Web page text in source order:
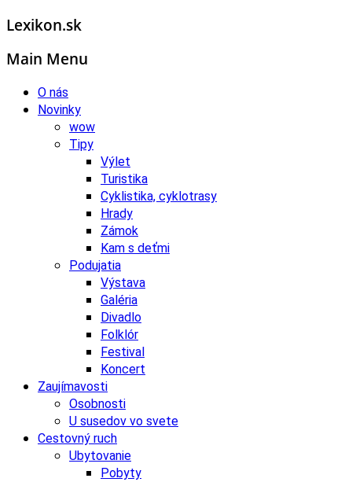
Lexikon.sk
Main Menu
O nás
Novinky
wow
Tipy
Výlet
Turistika
Cyklistika, cyklotrasy
Hrady
Zámok
Kam s deťmi
Podujatia
Výstava
Galéria
Divadlo
Folklór
Festival
Koncert
Zaujímavosti
Osobnosti
U susedov vo svete
Cestovný ruch
Ubytovanie
Pobyty